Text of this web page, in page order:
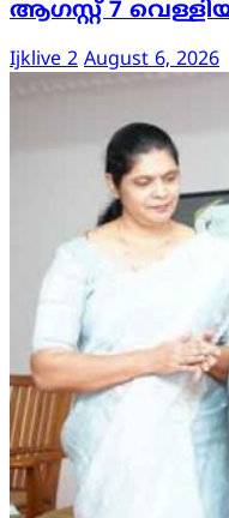
ആഗസ്റ്റ് 7
Ijklive 2 August 6, 2026